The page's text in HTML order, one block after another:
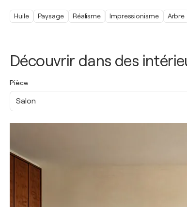
Découvrir dans des
Pièce
Salon
Huile Paysage Réalisme Impressionisme Arbre